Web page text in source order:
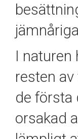
I naturen
resten
de första
orsakad